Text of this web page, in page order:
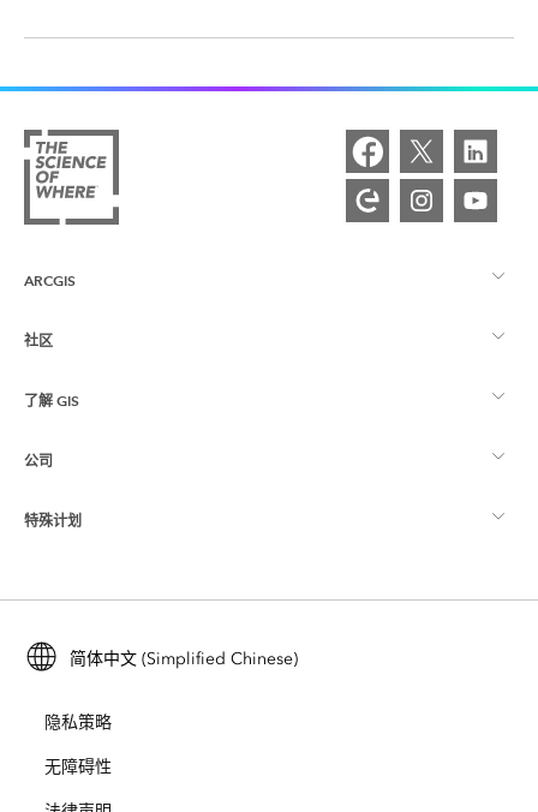
ARCGIS
ArcGIS 概览
制图
社区
Esri 社区
ArcGIS 博客
Esri 年轻专家关系网
了解 GIS
什么是 GIS？
位置智能
培训
ArcUser
ArcNews
ArcWatch
公司
关于 Esri
招贤纳士
开放视野
特殊计划
ArcGIS for Student Use
保护
简体中文 (Simplified Chinese)
隐私策略
无障碍性